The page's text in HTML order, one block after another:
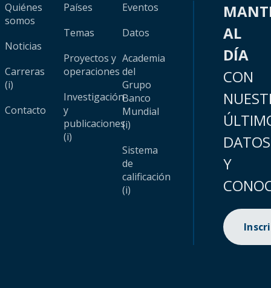
Quiénes
somos
Noticias
Carreras
(i)
Contacto
Países
Temas
Proyectos y
operaciones
Investigación
y
publicaciones
(i)
Eventos
Datos
Academia
del
Grupo
Banco
Mundial
(i)
Sistema
de
calificación
(i)
AL
DÍA
CON
DATOS
Y